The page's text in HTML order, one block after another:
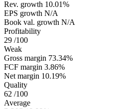
Rev. growth 10.01%
EPS growth N/A
Book val. growth N/A
Profitability
29 /100
Weak
Gross margin 73.34%
FCF margin 3.86%
Net margin 10.19%
Quality
62 /100
Average